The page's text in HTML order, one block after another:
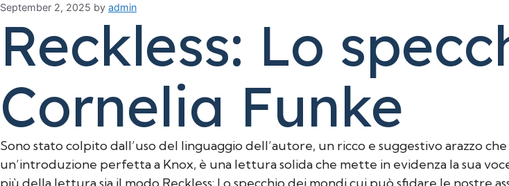
September 2, 2025 by admin
Reckless: Lo
Cornelia Funke
Sono stato colpito dall’uso del linguaggio dell’autore, un ricco e suggestivo arazzo
un’introduzione perfetta a Knox, è una lettura solida che mette in evidenza la sua